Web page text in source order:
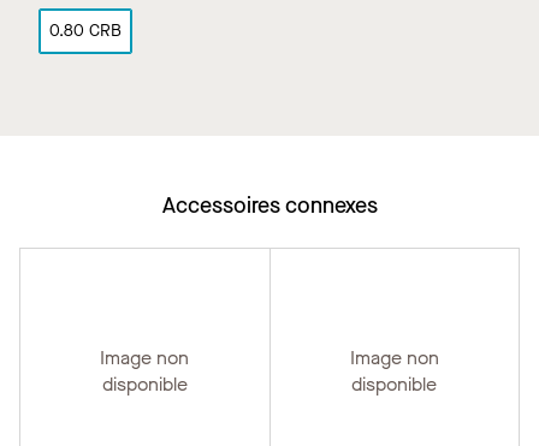
0.80 CRB
Accessoires connexes
Image non
disponible
Image non
disponible